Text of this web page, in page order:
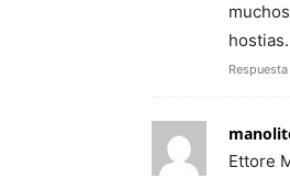
Respuesta
Ettore